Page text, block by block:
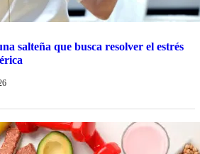
salteña que busca resolver el estrés